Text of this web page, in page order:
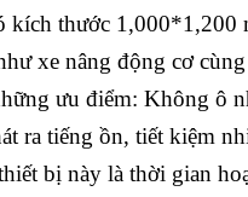
kích thước 1,000*1,200
xe nâng động cơ
ưu điểm: Không ô
ra tiếng ồn, tiết kiệm
bị này là thời gian